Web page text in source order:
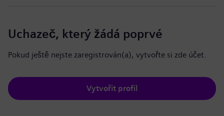
Uchazeč, který žádá poprvé
Pokud ještě nejste zaregistrován(a), vytvořte si zde účet.
Vytvořit profil